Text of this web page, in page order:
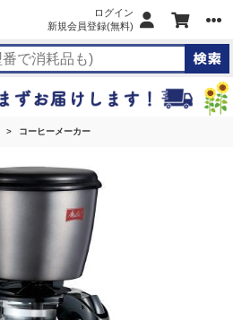
ログイン
新規会員登録(無料)
コーヒーメーカー